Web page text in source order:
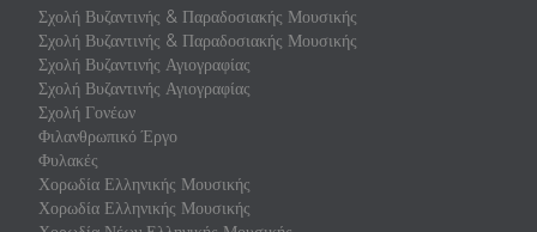
Σχολή Βυζαντινής & Παραδοσιακής Μουσικής
Σχολή Βυζαντινής & Παραδοσιακής Μουσικής
Σχολή Βυζαντινής Αγιογραφίας
Σχολή Βυζαντινής Αγιογραφίας
Σχολή Γονέων
Φιλανθρωπικό Έργο
Φυλακές
Χορωδία Ελληνικής Μουσικής
Χορωδία Ελληνικής Μουσικής